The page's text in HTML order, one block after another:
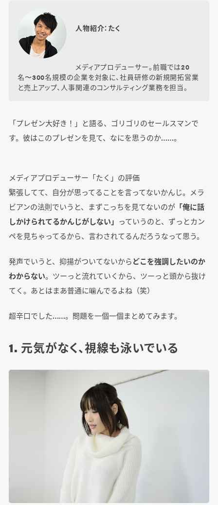
人物紹介：たく
メディアプロデューサー。前職では20
名〜300名規模の企業を対象に、社員研修の新規開拓営業
と売上アップ、人事関連のコンサルティング業務を担当。
「プレゼン大好き！」と語る、ゴリゴリのセールスマンで
す。彼はこのプレゼンを見て、なにを思うのか……。
メディアプロデューサー「たく」の評価
緊張してて、自分が思ってることを言ってないかんじ。メラ
ビアンの法則でいうと、まずこっちを見てないのが「俺に話
しかけられてるかんじがしない」 っていうのと、ずっとカン
ペを見ちゃってるから、言わされてるんだろうなって思う。
発声でいうと、抑揚がついてないからどこを強調したいのか
わからない。ツーっと流れていくから、ツーっと頭から抜け
てく。あとはまあ普通に噛んでるよね（笑）
超辛口でした……。問題を一個一個まとめてみます。
1. 元気がなく、視線も泳いでいる